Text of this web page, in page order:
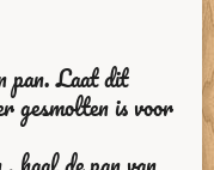
pan. Laat dit
gesmolten is voor